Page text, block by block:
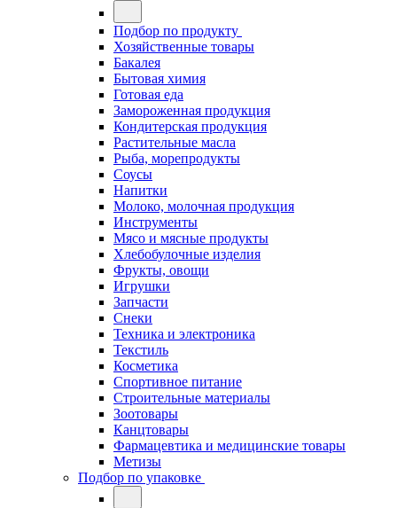
Подбор по продукту
Хозяйственные товары
Бакалея
Бытовая химия
Готовая еда
Замороженная продукция
Кондитерская продукция
Растительные масла
Рыба, морепродукты
Соусы
Напитки
Молоко, молочная продукция
Инструменты
Мясо и мясные продукты
Хлебобулочные изделия
Фрукты, овощи
Игрушки
Запчасти
Снеки
Техника и электроника
Текстиль
Косметика
Спортивное питание
Строительные материалы
Зоотовары
Канцтовары
Фармацевтика и медицинские товары
Метизы
Подбор по упаковке